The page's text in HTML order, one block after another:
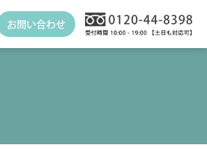
お問い合わせ